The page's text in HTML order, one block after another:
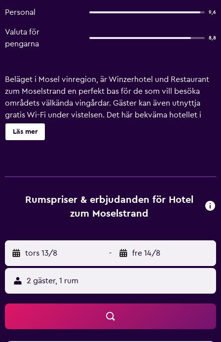
Personal 9,6
Valuta för
pengarna
8,8
Beläget i Mosel vinregion, är Winzerhotel und Restaurant
zum Moselstrand en perfekt bas för de som vill besöka
områdets välkända vingårdar. Gäster kan även utnyttja
gratis Wi-Fi under vistelsen. Det här bekväma hotellet i
centrala Briedern tillhandahåller många faciliteter som
cykeluthyrning, en tur- och utflyktsdisk och soldäck. Vid
und Restaurant zum Moselstrand. Ellenz-Poltersdorf och
Cochem ligger endast en kort bilfärd från fastigheten.
Läs mer
Rumspriser & erbjudanden för Hotel
zum Moselstrand
tors 13/8 - fre 14/8
2 gäster, 1 rum